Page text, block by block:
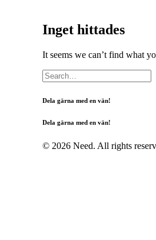
Inget hittades
It seems we can’t find what
Dela gärna med en vän!
Dela gärna med en vän!
© 2026 Need. All rights